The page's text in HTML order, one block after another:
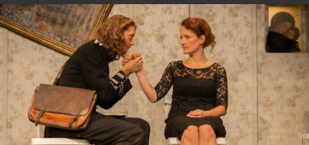
Biografie
Kontakt